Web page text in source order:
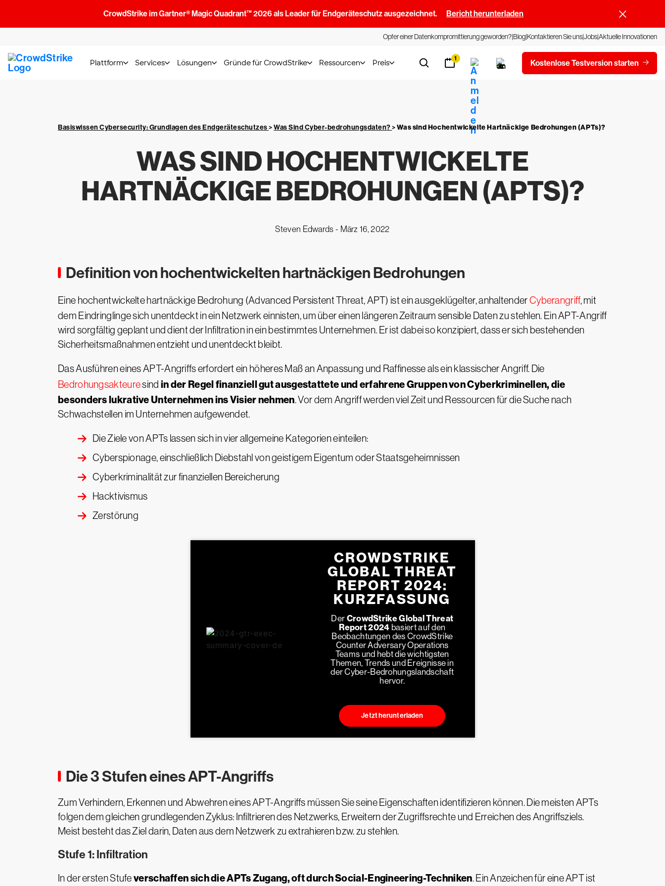
CrowdStrike im Gartner® Magic Quadrant™ 2026 als Leader für Endgeräteschutz ausgezeichnet. Bericht herunterladen
Opfer einer Datenkompromittierung geworden?BlogKontaktieren Sie unsJobsAktuelle Innovationen
Plattform Services Lösungen Gründe für CrowdStrike Ressourcen Preis 1 Kostenlose Testversion starten
Basiswissen Cybersecurity: Grundlagen des Endgeräteschutzes>Was Sind Cyber-bedrohungsdaten?>Was sind Hochentwickelte Hartnäckige Bedrohungen (APTs)?
WAS SIND HOCHENTWICKELTE
HARTNÄCKIGE BEDROHUNGEN (APTS)?
Steven Edwards - März 16, 2022
Definition von hochentwickelten hartnäckigen Bedrohungen
Eine hochentwickelte hartnäckige Bedrohung (Advanced Persistent Threat, APT) ist ein ausgeklügelter, anhaltenderCyberangriff, mit
dem Eindringlinge sich unentdeckt in ein Netzwerk einnisten, um über einen längeren Zeitraum sensible Daten zu stehlen. Ein APT-Angriff
wird sorgfältig geplant und dient der Infiltration in ein bestimmtes Unternehmen. Er ist dabei so konzipiert, dass er sich bestehenden
Sicherheitsmaßnahmen entzieht und unentdeckt bleibt.
Das Ausführen eines APT-Angriffs erfordert ein höheres Maß an Anpassung und Raffinesse als ein klassischer Angriff. Die
Bedrohungsakteuresind in der Regel finanziell gut ausgestattete und erfahrene Gruppen von Cyberkriminellen, die
besonders lukrative Unternehmen ins Visier nehmen. Vor dem Angriff werden viel Zeit und Ressourcen für die Suche nach
Schwachstellen im Unternehmen aufgewendet.
Die Ziele von APTs lassen sich in vier allgemeine Kategorien einteilen:
Cyberspionage, einschließlich Diebstahl von geistigem Eigentum oder Staatsgeheimnissen
Cyberkriminalität zur finanziellen Bereicherung
Hacktivismus
Zerstörung
CROWDSTRIKE
GLOBAL THREAT
REPORT 2024:
KURZFASSUNG
Der CrowdStrike Global Threat
Report 2024 basiert auf den
Beobachtungen des CrowdStrike
Counter Adversary Operations
Teams und hebt die wichtigsten
Themen, Trends und Ereignisse in
der Cyber-Bedrohungslandschaft
hervor.
Jetzt herunterladen
Die 3 Stufen eines APT-Angriffs
Zum Verhindern, Erkennen und Abwehren eines APT-Angriffs müssen Sie seine Eigenschaften identifizieren können. Die meisten APTs
folgen dem gleichen grundlegenden Zyklus: Infiltrieren des Netzwerks, Erweitern der Zugriffsrechte und Erreichen des Angriffsziels.
Meist besteht das Ziel darin, Daten aus dem Netzwerk zu extrahieren bzw. zu stehlen.
Stufe 1: Infiltration
In der ersten Stufeverschaffen sich die APTs Zugang, oft durch Social-Engineering-Techniken. Ein Anzeichen für eine APT ist